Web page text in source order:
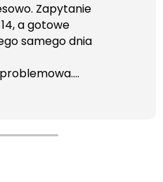
Zapytanie
a gotowe
samego dnia
i porady jaka
Faktura także